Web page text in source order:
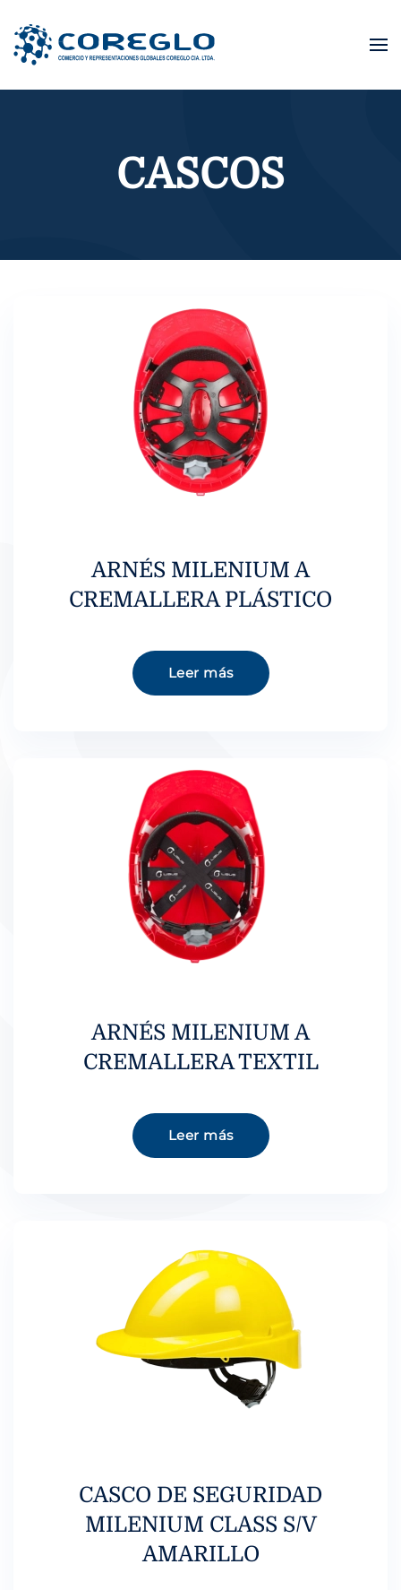
Skip to main content
CASCOS
ARNÉS MILENIUM A
CREMALLERA PLÁSTICO
Leer más
ARNÉS MILENIUM A
CREMALLERA TEXTIL
Leer más
CASCO DE SEGURIDAD
MILENIUM CLASS S/V
AMARILLO